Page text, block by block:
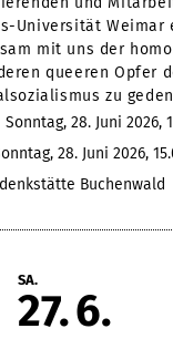
Universität Weimar
mit uns der
queeren Opfer
zu
Sonntag, 28. Juni 2026,
28. Juni 2026,
Buchenwald
SA.
27 6